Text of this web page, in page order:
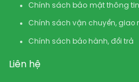
Chính sách bảo mật thông tin
Chính sách vận chuyển, giao
Chính sách bảo hành, đổi trả
Liên hệ